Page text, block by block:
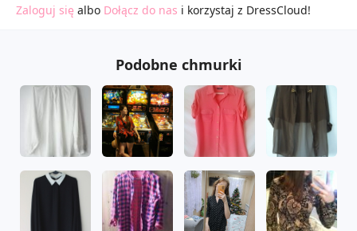
Zaloguj się albo Dołącz do nas i korzystaj z DressCloud!
Podobne chmurki